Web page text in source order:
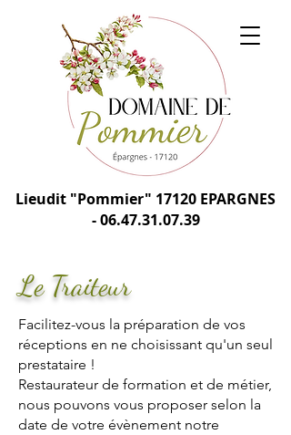
Lieudit "Pommier" 17120 EPARGNES
-06.47.31.07.39
Le Traiteur
Facilitez-vous la préparation de vos
réceptions en ne choisissant qu'un seul
prestataire !
Restaurateur de formation et de métier,
nous pouvons vous proposer selon la
date de votre évènement notre